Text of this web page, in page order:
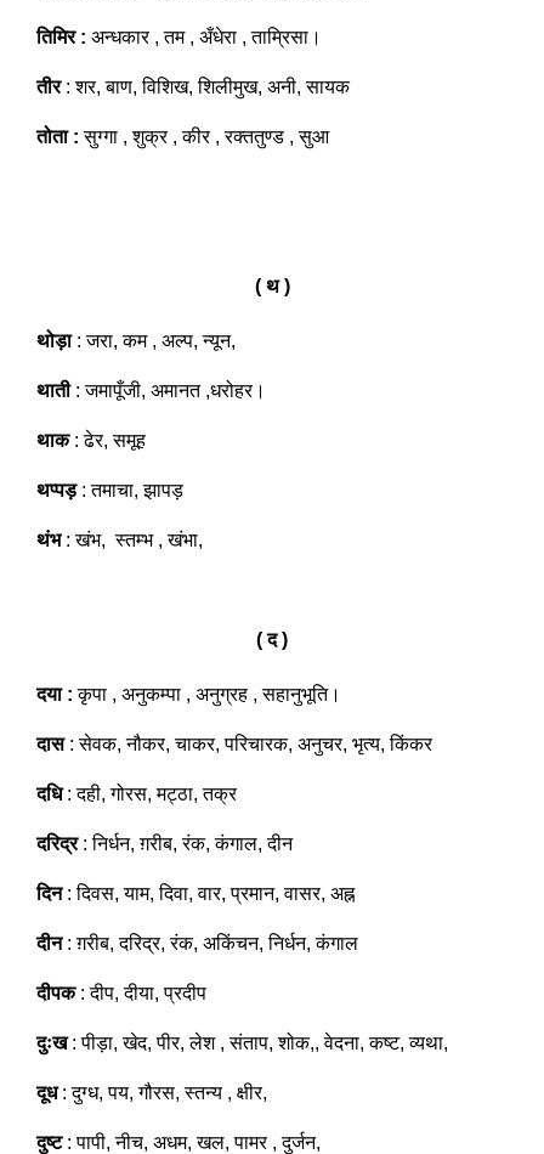
तिमिर : अन्धकार , तम , अँधेरा , ताम्रिसा।
तीर: शर, बाण, विशिख, शिलीमुख, अनी, सायक
तोता : सुग्गा , शुक्र , कीर , रक्ततुण्ड , सुआ
( थ )
थोड़ा: जरा, कम , अल्प, न्यून,
थाती: जमापूँजी, अमानत ,धरोहर।
थाक: ढेर, समूह
थप्पड़: तमाचा, झापड़
थंभ: खंभ, स्तम्भ , खंभा,
( द )
दया : कृपा , अनुकम्पा , अनुग्रह , सहानुभूति।
दास: सेवक, नौकर, चाकर, परिचारक, अनुचर, भृत्य, किंकर
दधि: दही, गोरस, मट्ठा, तक्र
दरिद्र: निर्धन, ग़रीब, रंक, कंगाल, दीन
दिन: दिवस, याम, दिवा, वार, प्रमान, वासर, अह्न
दीन: ग़रीब, दरिद्र, रंक, अकिंचन, निर्धन, कंगाल
दीपक: दीप, दीया, प्रदीप
दुःख: पीड़ा, खेद, पीर, लेश , संताप, शोक,, वेदना, कष्ट, व्यथा,
दूध: दुग्ध, पय, गौरस, स्तन्य , क्षीर,
दुष्ट: पापी, नीच, अधम, खल, पामर , दुर्जन,